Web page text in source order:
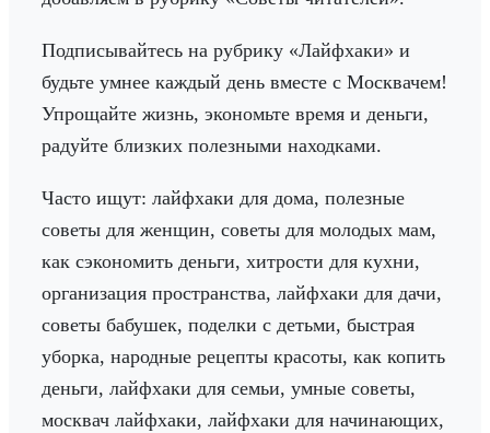
Подписывайтесь на рубрику «Лайфхаки» и
будьте умнее каждый день вместе с Москвачем!
Упрощайте жизнь, экономьте время и деньги,
радуйте близких полезными находками.
Часто ищут: лайфхаки для дома, полезные
советы для женщин, советы для молодых мам,
как сэкономить деньги, хитрости для кухни,
организация пространства, лайфхаки для дачи,
советы бабушек, поделки с детьми, быстрая
уборка, народные рецепты красоты, как копить
деньги, лайфхаки для семьи, умные советы,
москвач лайфхаки, лайфхаки для начинающих,